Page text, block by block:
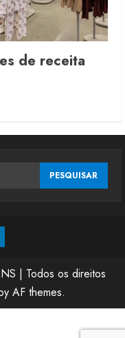
de receita
| Todos os direitos
AF themes.